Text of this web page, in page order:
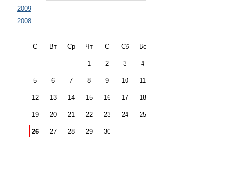
2009
2008
С Вт Ср Чт С Сб Вс
1 2 3 4
5 6 7 8 9 10 11
12 13 14 15 16 17 18
19 20 21 22 23 24 25
26 27 28 29 30